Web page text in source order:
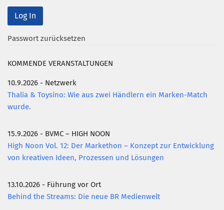
MARKETING PIONIERE
Newsletter
Clubmagazin
MCM Club TV
Mitglied werden
PODCAST
KONTAKT
Passwort zurücksetzen
KOMMENDE VERANSTALTUNGEN
10.9.2026 - Netzwerk
Thalia & Toysino: Wie aus zwei Händlern ein Marken-Match
wurde.
15.9.2026 - BVMC – HIGH NOON
High Noon Vol. 12: Der Markethon – Konzept zur Entwicklung
von kreativen Ideen, Prozessen und Lösungen
13.10.2026 - Führung vor Ort
Behind the Streams: Die neue BR Medienwelt